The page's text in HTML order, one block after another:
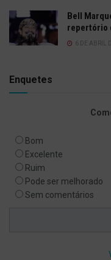
Bell
repertório
6 DE ABRIL
Enquetes
Bom
Excelente
Ruim
Pode ser melhorado
Sem comentários